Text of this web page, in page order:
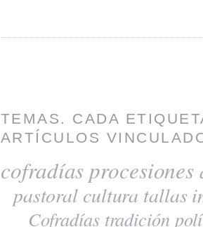
TEMAS. CADA
ARTÍCULOS
cofradías procesiones
pastoral cultura tallas
Cofradías tradición